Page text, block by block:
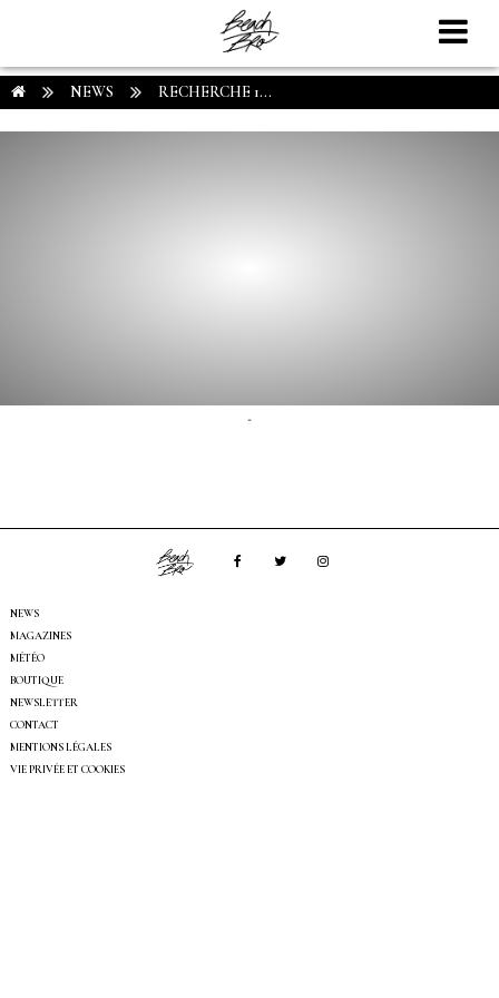
NEWS RECHERCHE 1...
-
NEWS
MAGAZINES
MÉTÉO
BOUTIQUE
NEWSLETTER
CONTACT
MENTIONS LÉGALES
VIE PRIVÉE ET COOKIES